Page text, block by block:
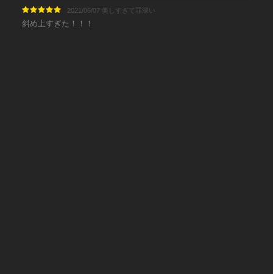
2021/06/07 美しすぎて罪深い
斜め上すぎた！！！